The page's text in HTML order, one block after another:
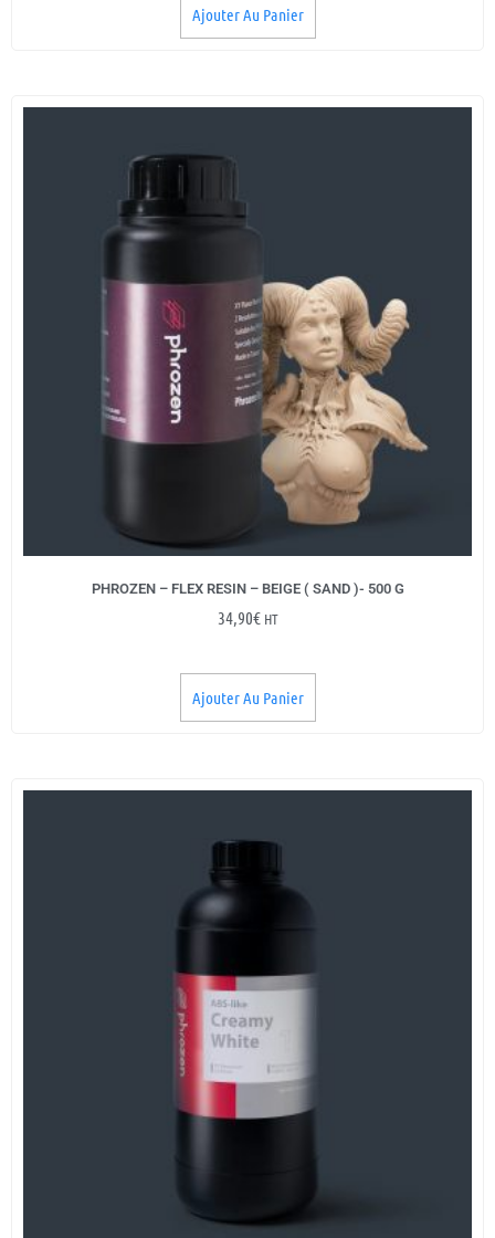
Ajouter Au Panier
PHROZEN – FLEX RESIN – BEIGE ( SAND )- 500 G
34,90€ HT
Ajouter Au Panier